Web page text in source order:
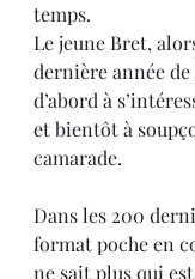
temps.
Le jeune Bret,
dernière année de
d’abord à
et bientôt à
camarade.
Dans les 200
format poche en
ne sait plus qui